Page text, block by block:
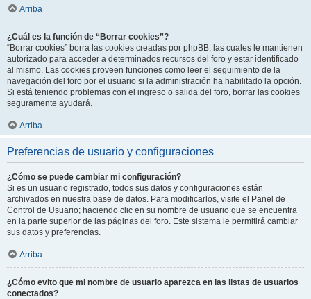
Arriba
¿Cuál es la función de “Borrar cookies”?
“Borrar cookies” borra las cookies creadas por phpBB, las cuales le mantienen
autorizado para acceder a determinados recursos del foro y estar identificado
al mismo. Las cookies proveen funciones como leer el seguimiento de la
navegación del foro por el usuario si la administración ha habilitado la opción.
Si está teniendo problemas con el ingreso o salida del foro, borrar las cookies
seguramente ayudará.
Arriba
Preferencias de usuario y configuraciones
¿Cómo se puede cambiar mi configuración?
Si es un usuario registrado, todos sus datos y configuraciones están
archivados en nuestra base de datos. Para modificarlos, visite el Panel de
Control de Usuario; haciendo clic en su nombre de usuario que se encuentra
en la parte superior de las páginas del foro. Este sistema le permitirá cambiar
sus datos y preferencias.
Arriba
¿Cómo evito que mi nombre de usuario aparezca en las listas de usuarios
conectados?